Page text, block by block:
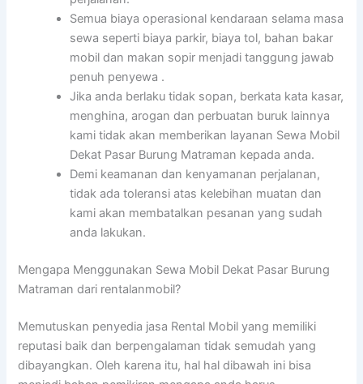
Semua biaya operasional kendaraan selama masa
sewa seperti biaya parkir, biaya tol, bahan bakar
mobil dan makan sopir menjadi tanggung jawab
penuh penyewa .
Jika anda berlaku tidak sopan, berkata kata kasar,
menghina, arogan dan perbuatan buruk lainnya
kami tidak akan memberikan layanan Sewa Mobil
Dekat Pasar Burung Matraman kepada anda.
Demi keamanan dan kenyamanan perjalanan,
tidak ada toleransi atas kelebihan muatan dan
kami akan membatalkan pesanan yang sudah
anda lakukan.
Mengapa Menggunakan Sewa Mobil Dekat Pasar Burung
Matraman dari rentalanmobil?
Memutuskan penyedia jasa Rental Mobil yang memiliki
reputasi baik dan berpengalaman tidak semudah yang
dibayangkan. Oleh karena itu, hal hal dibawah ini bisa